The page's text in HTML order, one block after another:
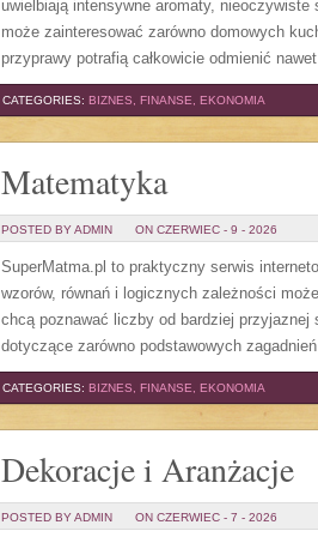
uwielbiają intensywne aromaty,
może zainteresować zarówno domowych
przyprawy potrafią całkowicie odmienić nawet
CATEGORIES: BIZNES, FINANSE, EKONOMIA
Matematyka
POSTED BY ADMIN ON CZERWIEC - 9 - 2026
SuperMatma.pl to praktyczny serwis
wzorów, równań i logicznych zależności
chcą poznawać liczby od bardziej
dotyczące zarówno podstawowych
CATEGORIES: BIZNES, FINANSE, EKONOMIA
Dekoracje i Aranżacje
POSTED BY ADMIN ON CZERWIEC - 7 - 2026